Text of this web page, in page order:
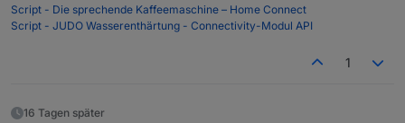
Script - Die sprechende Kaffeemaschine – Home Connect
Script - JUDO Wasserenthärtung - Connectivity-Modul API
1
16 Tagen später